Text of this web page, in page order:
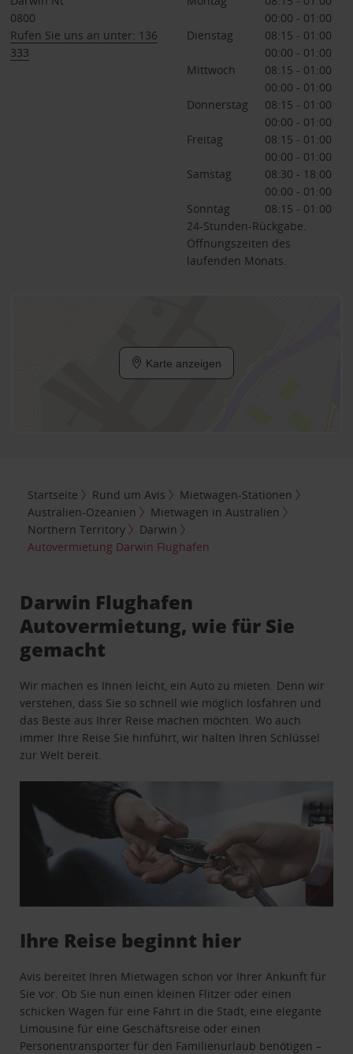
0800
Rufen Sie uns an unter: 136
333
00:00 - 01:00
Dienstag
08:15 - 01:00
00:00 - 01:00
Mittwoch
08:15 - 01:00
00:00 - 01:00
Donnerstag
08:15 - 01:00
00:00 - 01:00
Freitag
08:15 - 01:00
00:00 - 01:00
Samstag
08:30 - 18:00
00:00 - 01:00
Sonntag
08:15 - 01:00
24-Stunden-Rückgabe.
Öffnungszeiten des
laufenden Monats.
Karte anzeigen
Startseite Rund um Avis
Mietwagen-Stationen
Australien-Ozeanien
Mietwagen in Australien
Northern Territory
Darwin
Autovermietung Darwin Flughafen
Darwin Flughafen
Autovermietung, wie für Sie
gemacht
Wir machen es Ihnen leicht, ein Auto zu mieten. Denn wir
verstehen, dass Sie so schnell wie möglich losfahren und
das Beste aus Ihrer Reise machen möchten. Wo auch
immer Ihre Reise Sie hinführt, wir halten Ihren Schlüssel
zur Welt bereit.
Ihre Reise beginnt hier
Avis bereitet Ihren Mietwagen schon vor Ihrer Ankunft für
Sie vor. Ob Sie nun einen kleinen Flitzer oder einen
schicken Wagen für eine Fahrt in die Stadt, eine elegante
Limousine für eine Geschäftsreise oder einen
Personentransporter für den Familienurlaub benötigen –